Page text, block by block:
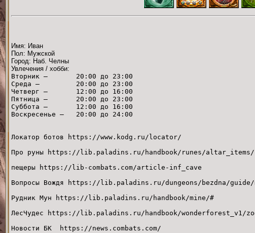
Имя: Иван
Пол: Мужской
Город: Наб. Челны
Увлечения / хобби:
Вторник — 20:00 до 23:00
Среда — 20:00 до 23:00
Четверг — 12:00 до 16:00
Пятница — 20:00 до 23:00
Суббота — 12:00 до 16:00
Воскресенье — 20:00 до 24:00
Локатор ботов https://www.kodg.ru/locator/
Про руны https://lib.paladins.ru/handbook/runes/altar_items/
пещеры https://lib-combats.com/article-inf_cave
Вопросы Вождя https://lib.paladins.ru/dungeons/bezdna/
Рудник Мун https://lib.paladins.ru/handbook/mine/#
ЛесЧудес https://lib.paladins.ru/handbook/wonderforest_v1/
Новости БК https://news.combats.com/